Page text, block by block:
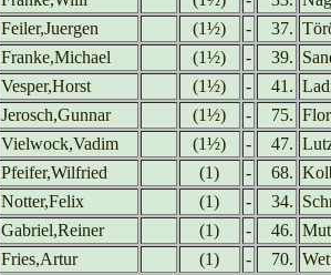
Feiler,Juergen (1½) - 37.
Franke,Michael (1½) - 39.
Vesper,Horst (1½) - 41.
Jerosch,Gunnar (1½) - 75.
Vielwock,Vadim (1½) - 47.
Pfeifer,Wilfried (1) - 68.
Notter,Felix (1) - 34.
Gabriel,Reiner (1) - 46.
Fries,Artur (1) - 70.